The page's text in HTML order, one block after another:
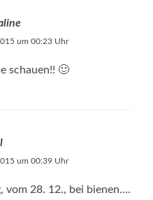
um 00:23 Uhr
schauen!! 🙂
um 00:39 Uhr
vom 28. 12., bei bienen….